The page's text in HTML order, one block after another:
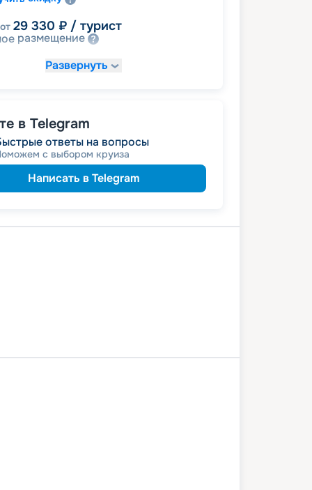
от 29 330 ₽ / турист
размещение
Развернуть
в Telegram
ответы на вопросы
с выбором круиза
Написать в Telegram